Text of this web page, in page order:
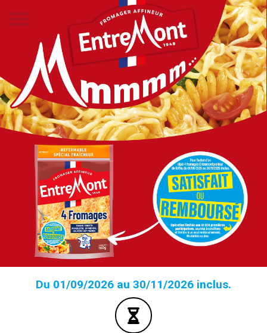
Du 01/09/2026 au 30/11/2026 inclus.